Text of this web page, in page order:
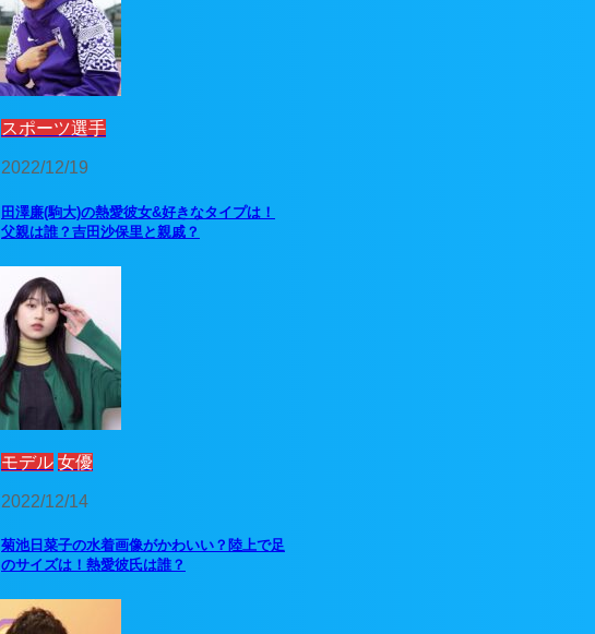
スポーツ選手
2022/12/19
田澤廉(駒大)の熱愛彼女&好きなタイプは！
父親は誰？吉田沙保里と親戚？
モデル 女優
2022/12/14
菊池日菜子の水着画像がかわいい？陸上で足
のサイズは！熱愛彼氏は誰？